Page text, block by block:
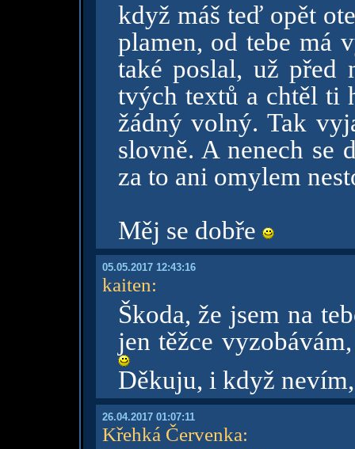
když máš teď opět
plamen, od tebe má
také poslal, už před
tvých textů a chtěl ti
žádný volný. Tak
slovně. A nenech se
za to ani omylem
Měj se dobře
05.05.2017 12:43:16
kaiten:
Škoda, že jsem na
jen těžce
Děkuju, i když
26.04.2017 01:07:11
Křehká Červenka: